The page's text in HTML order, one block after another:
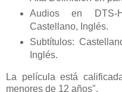
Audios en DTS-
Castellano, Inglés.
Subtítulos:
Inglés.
La película está
menores de 12 años".